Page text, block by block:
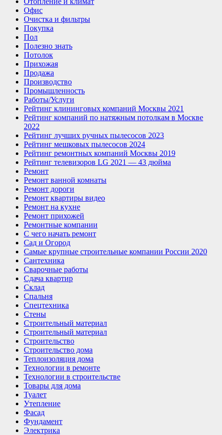
Офис
Очистка и фильтры
Покупка
Пол
Полезно знать
Потолок
Прихожая
Продажа
Производство
Промышленность
Работы/Услуги
Рейтинг клининговых компаний Москвы 2021
Рейтинг компаний по натяжным потолкам в Москве
2022
Рейтинг лучших ручных пылесосов 2023
Рейтинг мешковых пылесосов 2024
Рейтинг ремонтных компаний Москвы 2019
Рейтинг телевизоров LG 2021 — 43 дюйма
Ремонт
Ремонт ванной комнаты
Ремонт дороги
Ремонт квартиры видео
Ремонт на кухне
Ремонт прихожей
Ремонтные компании
С чего начать ремонт
Сад и Огород
Самые крупные строительные компании России 2020
Сантехника
Сварочные работы
Сдача квартир
Склад
Спальня
Спецтехника
Стены
Строительный материал
Строительный материал
Строительство
Строительство дома
Теплоизоляция дома
Технологии в ремонте
Технологии в строительстве
Товары для дома
Туалет
Утепление
Фасад
Фундамент
Электрика